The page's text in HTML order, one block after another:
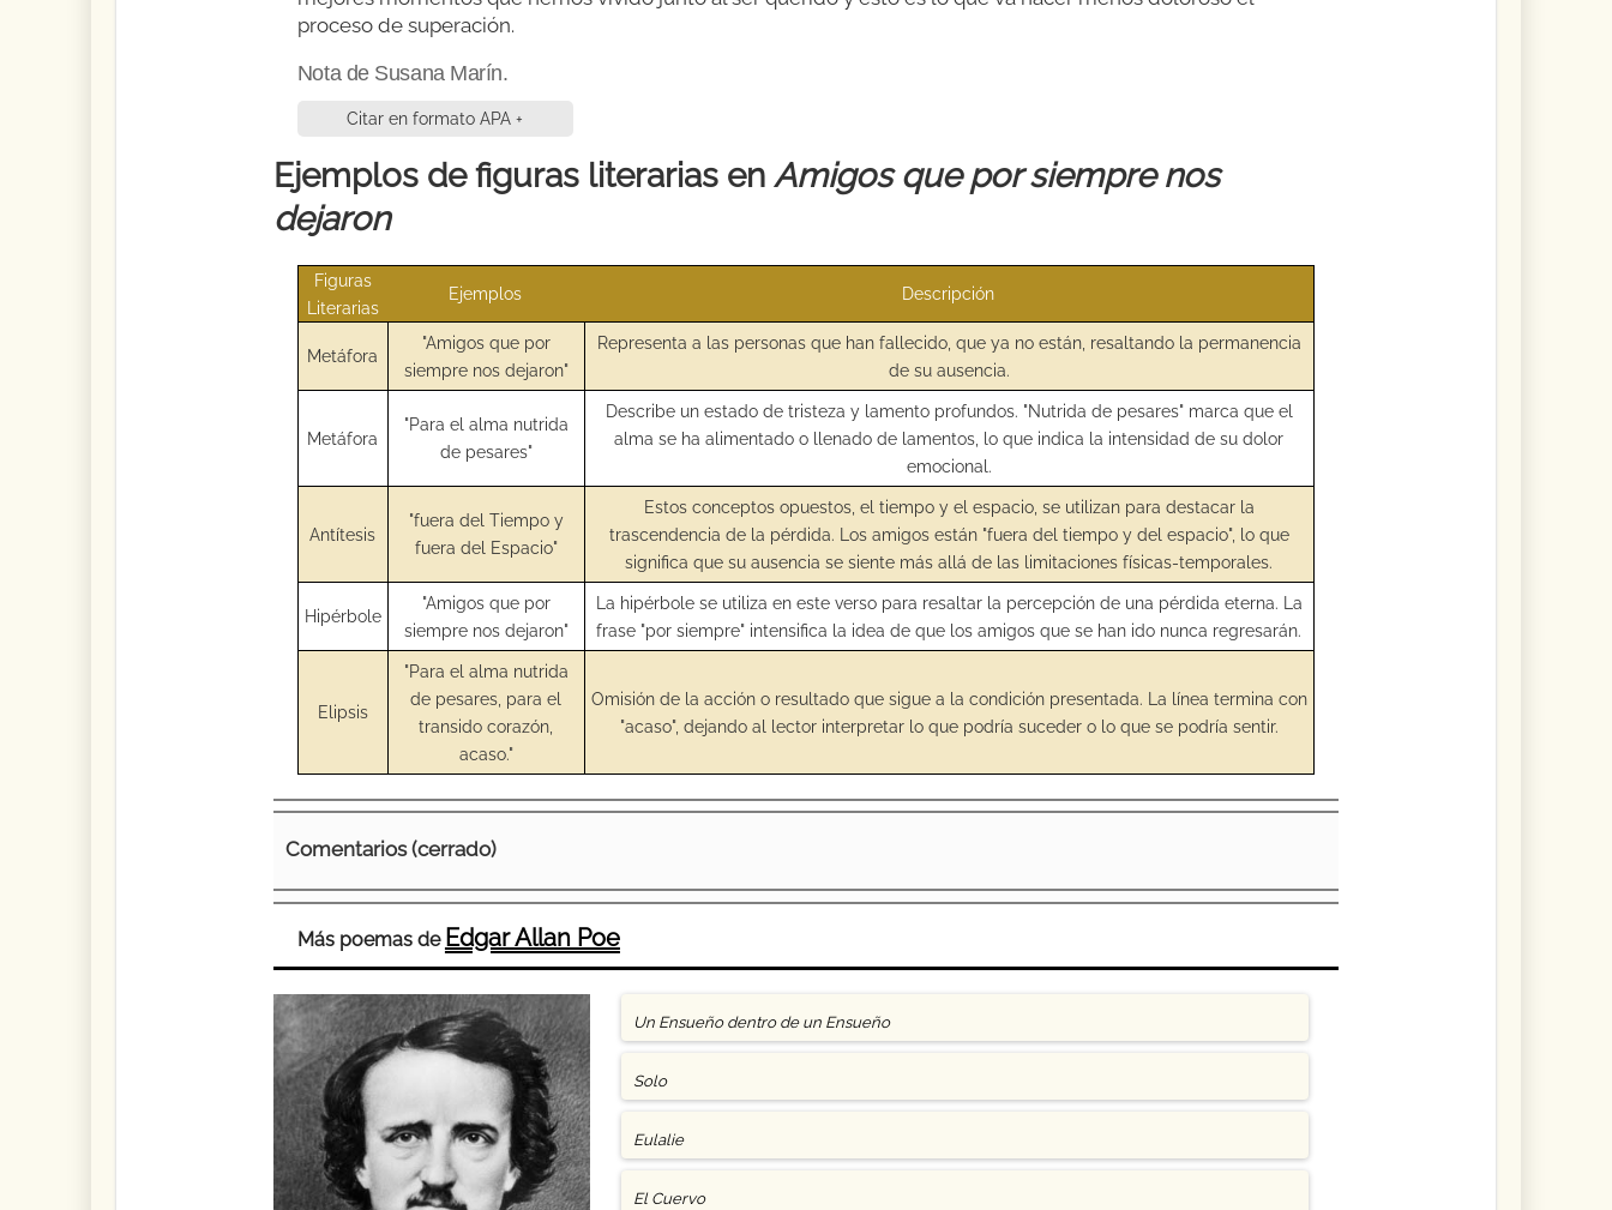
proceso de superación.
Nota de Susana Marín.
Citar en formato APA +
Ejemplos de figuras literarias en Amigos que por siempre nos
dejaron
Figuras
Literarias
Ejemplos Descripción
Metáfora
"Amigos que por
siempre nos dejaron"
Representa a las personas que han fallecido, que ya no están, resaltando la permanencia
de su ausencia.
Metáfora
"Para el alma nutrida
de pesares"
Describe un estado de tristeza y lamento profundos. "Nutrida de pesares" marca que el
alma se ha alimentado o llenado de lamentos, lo que indica la intensidad de su dolor
emocional.
Antítesis
"fuera del Tiempo y
fuera del Espacio"
Estos conceptos opuestos, el tiempo y el espacio, se utilizan para destacar la
trascendencia de la pérdida. Los amigos están "fuera del tiempo y del espacio", lo que
significa que su ausencia se siente más allá de las limitaciones físicas-temporales.
Hipérbole
"Amigos que por
siempre nos dejaron"
La hipérbole se utiliza en este verso para resaltar la percepción de una pérdida eterna. La
frase "por siempre" intensifica la idea de que los amigos que se han ido nunca regresarán.
Elipsis
"Para el alma nutrida
de pesares, para el
transido corazón,
acaso."
Omisión de la acción o resultado que sigue a la condición presentada. La línea termina con
"acaso", dejando al lector interpretar lo que podría suceder o lo que se podría sentir.
Comentarios (cerrado)
Más poemas de Edgar Allan Poe
Un Ensueño dentro de un Ensueño
Solo
Eulalie
El Cuervo